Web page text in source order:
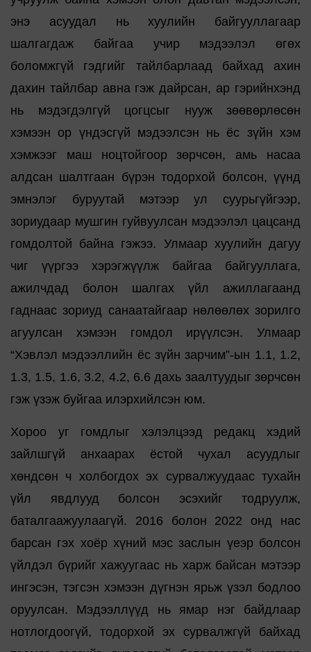
энэ асуудал нь хуулийн байгууллагаар
шалгагдаж байгаа учир мэдээлэл өгөх
боломжгүй гэдгийг тайлбарлаад байхад ахин
дахин тайлбар авна гэж дайрсан, ар гэрийнхэнд
нь мэдэгдэлгүй цогцсыг нууж зөөвөрлөсөн
хэмээн ор үндэсгүй мэдээлсэн нь ёс зүйн хэм
хэмжээг маш ноцтойгоор зөрчсөн, амь насаа
алдсан шалтгаан бүрэн тодорхой болсон, үүнд
эмнэлэг буруутай мэтээр ул суурьгүйгээр,
зориудаар мушгин гуйвуулсан мэдээлэл цацсанд
гомдолтой байна гэжээ. Улмаар хуулийн дагуу
чиг үүргээ хэрэгжүүлж байгаа байгууллага,
ажилчдад болон шалгах үйл ажиллагаанд
гаднаас зориуд санаатайгаар нөлөөлөх зорилго
агуулсан хэмээн гомдол ирүүлсэн. Улмаар
“Хэвлэл мэдээллийн ёс зүйн зарчим”-ын 1.1, 1.2,
1.3, 1.5, 1.6, 3.2, 4.2, 6.6 дахь заалтуудыг зөрчсөн
гэж үзэж буйгаа илэрхийлсэн юм.
Хороо уг гомдлыг хэлэлцээд редакц хэдий
зайлшгүй анхаарах ёстой чухал асуудлыг
хөндсөн ч холбогдох эх сурвалжуудаас тухайн
үйл явдлууд болсон эсэхийг тодруулж,
баталгаажуулаагүй. 2016 болон 2022 онд нас
барсан гэх хоёр хүний мэс заслын үеэр болсон
үйлдэл бүрийг хажуугаас нь харж байсан мэтээр
ингэсэн, тэгсэн хэмээн дүгнэн ярьж үзэл бодлоо
оруулсан. Мэдээллүүд нь ямар нэг байдлаар
нотлогдоогүй, тодорхой эх сурвалжгүй байхад